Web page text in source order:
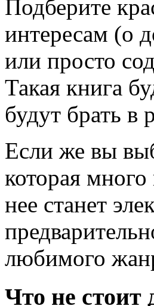
Подберите
интересам (о
или просто
Такая книга
будут брать в
Если же вы
которая
нее станет
любимого
Что не стоит